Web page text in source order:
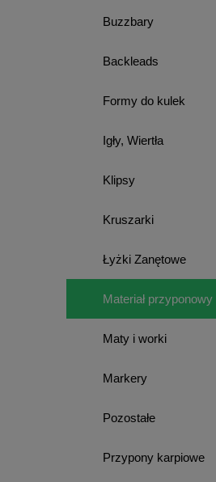
Buzzbary
Backleads
Formy do kulek
Igły, Wiertła
Klipsy
Kruszarki
Łyżki Zanętowe
Materiał przyponowy
Maty i worki
Markery
Pozostałe
Przypony karpiowe